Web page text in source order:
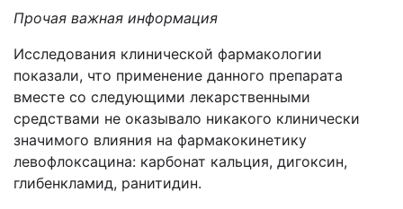
Прочая важная информация
Исследования клинической фармакологии
показали, что применение данного препарата
вместе со следующими лекарственными
средствами не оказывало никакого клинически
значимого влияния на фармакокинетику
левофлоксацина: карбонат кальция, дигоксин,
глибенкламид, ранитидин.